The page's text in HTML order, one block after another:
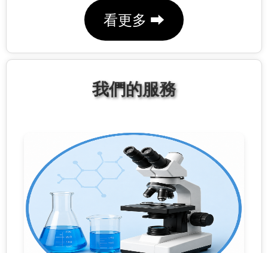
看更多 ⮕
我們的服務